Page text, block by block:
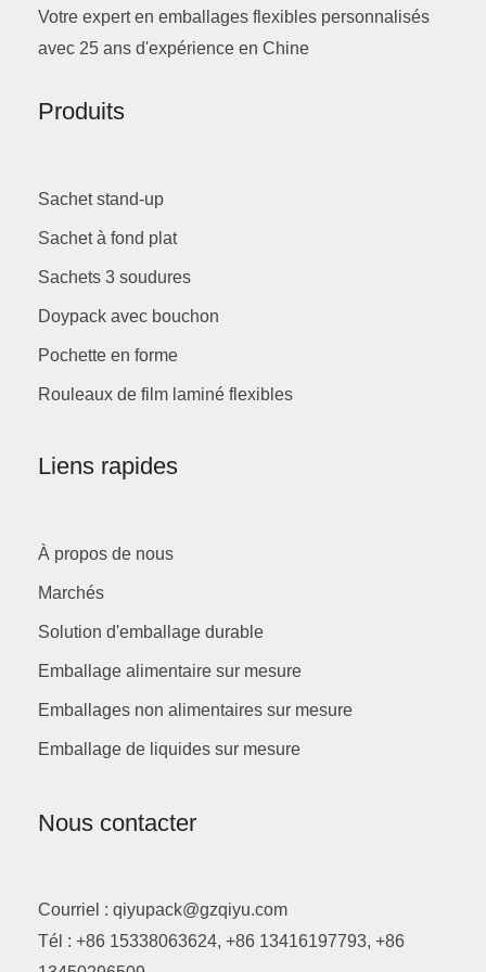
Votre expert en emballages flexibles personnalisés
avec 25 ans d'expérience en Chine
Produits
Sachet stand-up
Sachet à fond plat
Sachets 3 soudures
Doypack avec bouchon
Pochette en forme
Rouleaux de film laminé flexibles
Liens rapides
À propos de nous
Marchés
Solution d'emballage durable
Emballage alimentaire sur mesure
Emballages non alimentaires sur mesure
Emballage de liquides sur mesure
Nous contacter
Courriel : qiyupack@gzqiyu.com
Tél : +86 15338063624, +86 13416197793, +86